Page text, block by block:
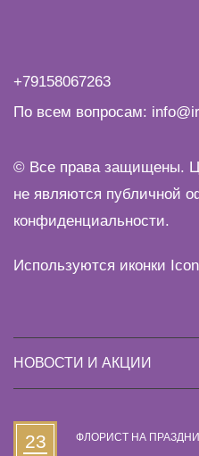
+79158067263
По всем вопросам:
© Все права защищены.
не являются публичной
конфиденциальности.
Используются иконки
НОВОСТИ И АКЦИИ
23 ФЛОРИСТ НА